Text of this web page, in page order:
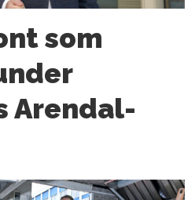
som
Arendal-